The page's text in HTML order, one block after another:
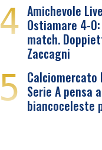
4 Amichevole
Ostiamare 4-
match.
Zaccagni
5 Calciomercato
Serie A pensa
biancoceleste